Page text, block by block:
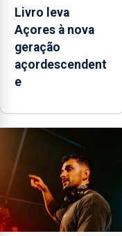
Livro leva
Açores à nova
geração
açordescendent
e